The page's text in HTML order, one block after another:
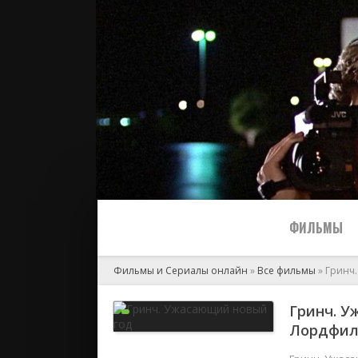
ФИЛЬМЫ
2024
Фильмы и Сериалы онлайн » Все фильмы »
Гринч.